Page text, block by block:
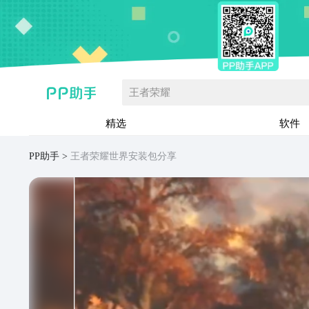
王者荣耀
精选 软件
PP助手 王者荣耀世界安装包分享